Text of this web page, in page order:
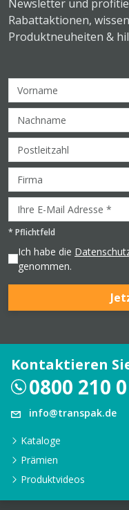
Newsletter und
Rabattaktionen,
Produktneuheiten &
* Pflichtfeld
Ich habe die
genommen.
Kontaktieren
0800 210
info@transpak.de
Kataloge
Prämien
Produktvideos